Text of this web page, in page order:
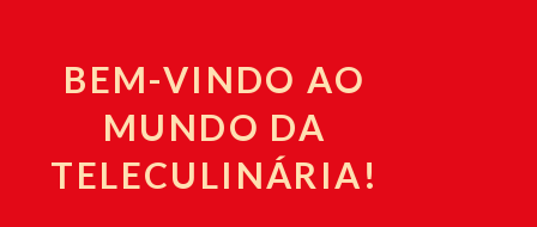
BEM-VINDO AO
MUNDO DA
TELECULINÁRIA!